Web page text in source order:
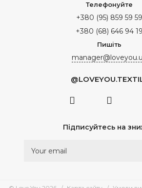
Телефонуйте
+380 (95) 859 59 59
+380 (68) 646 94 19
Пишіть
Підписуйтесь на